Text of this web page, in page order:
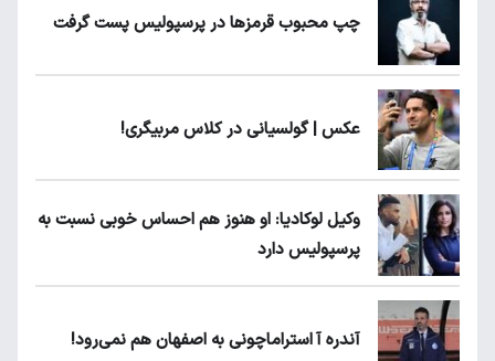
چپ محبوب قرمزها در پرسپولیس پست گرفت
عکس | گولسیانی در کلاس مربیگری!
وکیل لوکادیا: او هنوز هم احساس خوبی نسبت به
پرسپولیس دارد
آندره آ استراماچونی به اصفهان هم نمی‌رود!